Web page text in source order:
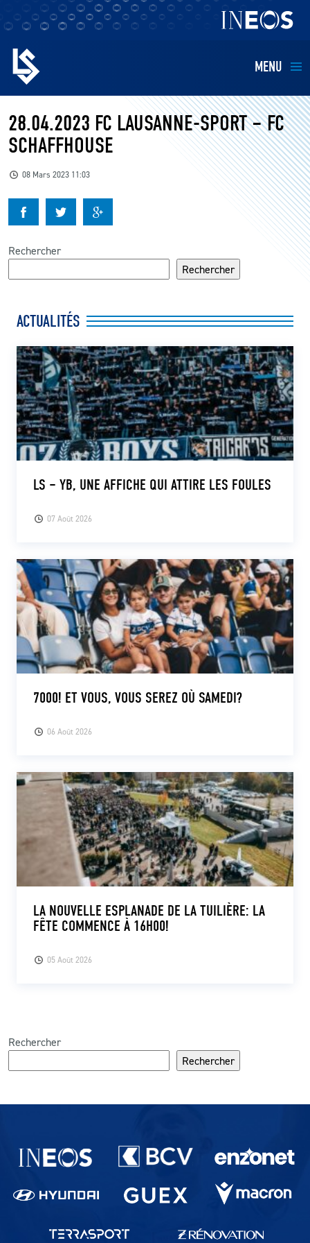
MENU
EQUIPES
BILLETTERIE
KIDS
CLUB
CONTACT
ACTUALITÉS
LS E-SHOP
PRESSE ET MEDIAS
28.04.2023 FC LAUSANNE-SPORT – FC
SCHAFFHOUSE
08 Mars 2023 11:03
Rechercher
Rechercher
ACTUALITÉS
07 Août 2026
LS – YB, UNE AFFICHE QUI ATTIRE LES FOULES
06 Août 2026
7000! ET VOUS, VOUS SEREZ OÙ SAMEDI?
05 Août 2026
LA NOUVELLE ESPLANADE DE LA TUILIÈRE: LA
FÊTE COMMENCE À 16H00!
Rechercher
Rechercher
Partenaires du lausanne-Sport